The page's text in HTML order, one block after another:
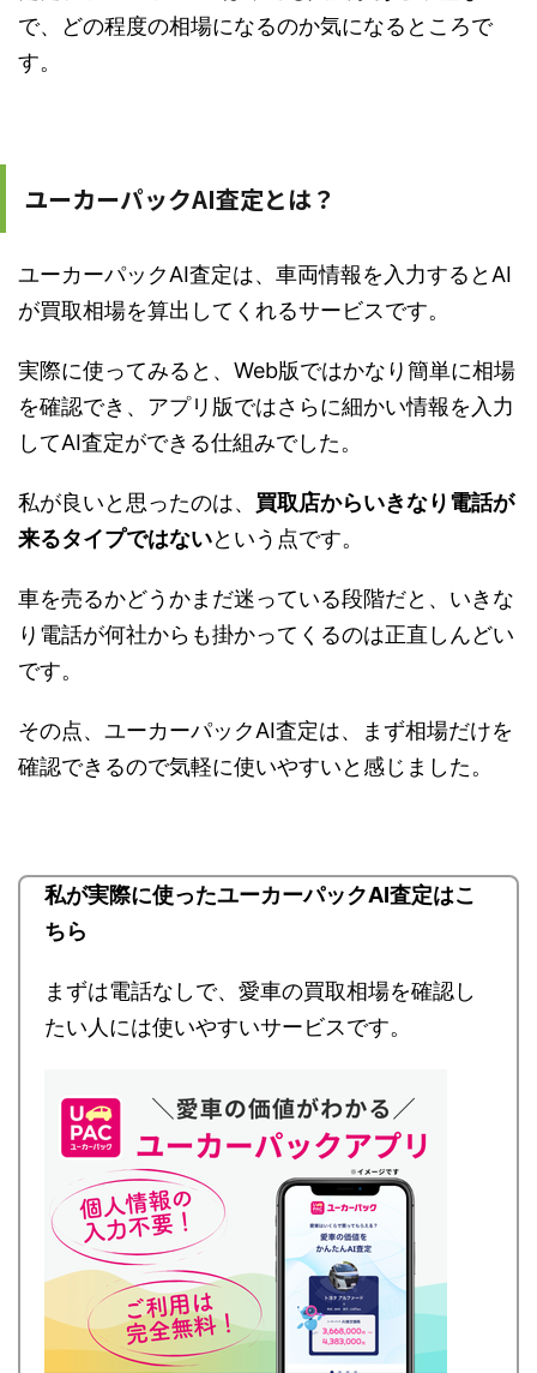
で、どの程度の相場になるのか気になるところで
す。
ユーカーパックAI査定とは？
ユーカーパックAI査定は、車両情報を入力するとAI
が買取相場を算出してくれるサービスです。
実際に使ってみると、Web版ではかなり簡単に相場
を確認でき、アプリ版ではさらに細かい情報を入力
してAI査定ができる仕組みでした。
私が良いと思ったのは、 買取店からいきなり電話が
来るタイプではないという点です。
車を売るかどうかまだ迷っている段階だと、いきな
り電話が何社からも掛かってくるのは正直しんどい
です。
その点、ユーカーパックAI査定は、まず相場だけを
確認できるので気軽に使いやすいと感じました。
私が実際に使ったユーカーパックAI査定はこ
ちら
まずは電話なしで、愛車の買取相場を確認し
たい人には使いやすいサービスです。